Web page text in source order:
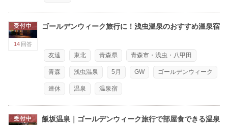
受付中
14 回答
ゴールデンウィーク旅行に！浅虫温泉のおすすめ温泉宿
友達 東北 青森県 青森市・浅虫・八甲田
青森 浅虫温泉 5月 GW ゴールデンウィーク
連休 温泉 温泉宿
受付中
飯坂温泉｜ゴールデンウィーク旅行で部屋食できる温泉